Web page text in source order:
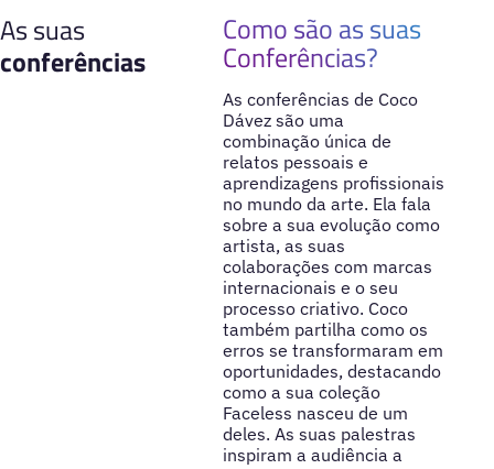
As suas
conferências
Como são as suas
Conferências?
As conferências de Coco
Dávez são uma
combinação única de
relatos pessoais e
aprendizagens profissionais
no mundo da arte. Ela fala
sobre a sua evolução como
artista, as suas
colaborações com marcas
internacionais e o seu
processo criativo. Coco
também partilha como os
erros se transformaram em
oportunidades, destacando
como a sua coleção
Faceless nasceu de um
deles. As suas palestras
inspiram a audiência a